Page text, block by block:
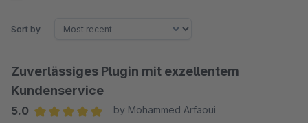
Sort by
Zuverlässiges Plugin mit exzellentem
Kundenservice
5.0
by Mohammed Arfaoui